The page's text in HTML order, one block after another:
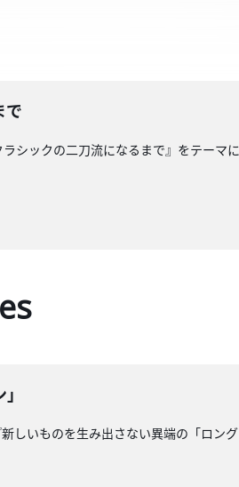
で
シックの二刀流になるまで』をテーマ
しいものを生み出さない異端の「ロン